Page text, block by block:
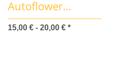
Autoflower
feminisiert
15,00 € - 20,00 € *